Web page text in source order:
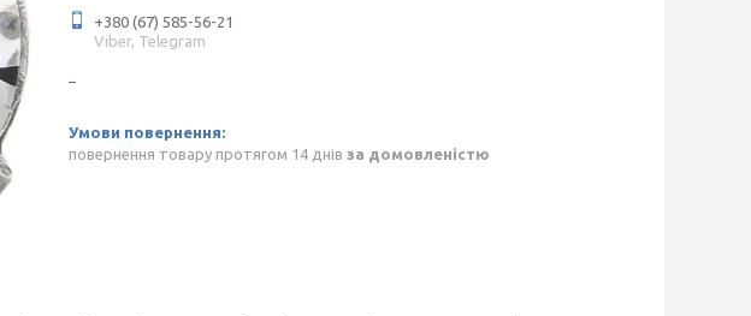
+380 (67) 585-56-21
Viber, Telegram
повернення товару протягом 14 днів за домовленістю